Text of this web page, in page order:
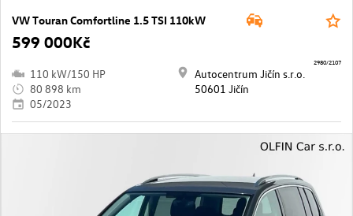
VW Touran Comfortline 1.5 TSI 110kW
599 000Kč
110 kW/150 HP
80 898 km
05/2023
Autocentrum Jičín s.r.o.
50601 Jičín
2980/2107